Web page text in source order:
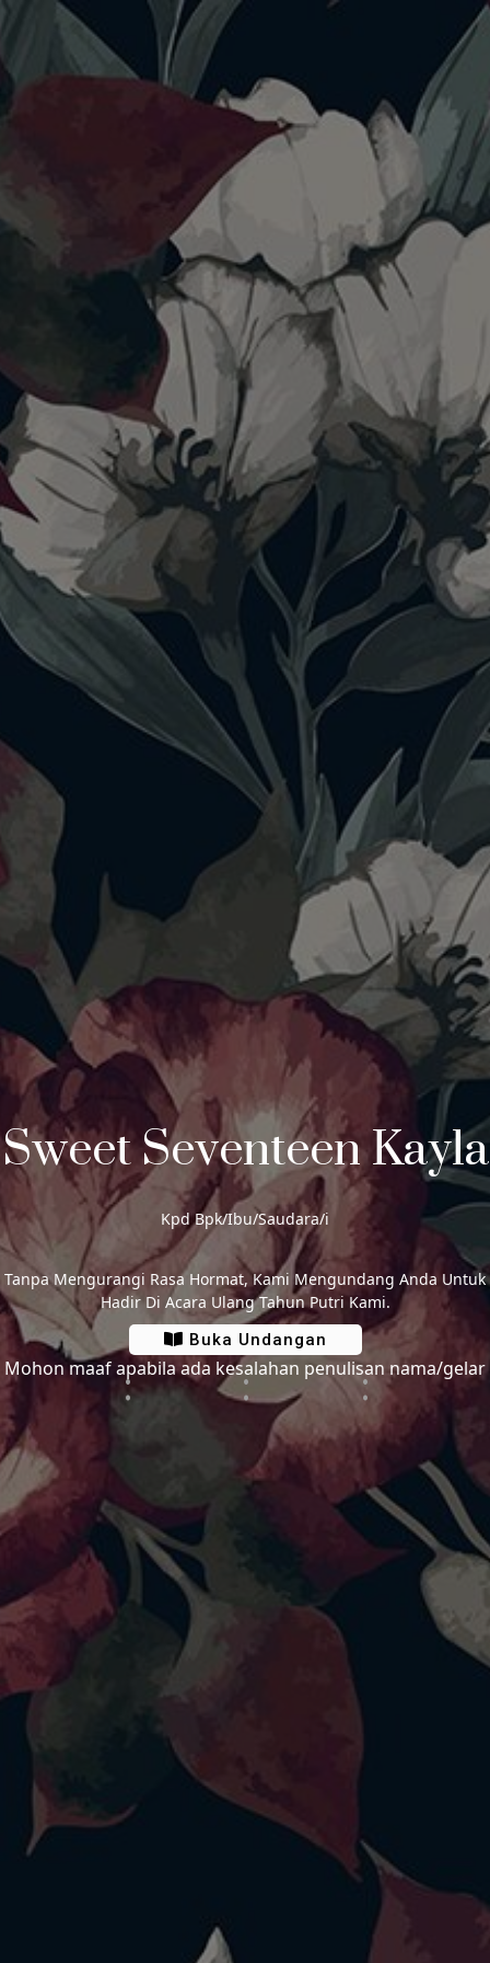
Sweet Seventeen
Kayla Aurelya Tahiya
Selasa, 23 September 2025
Kayla
Kayla Aurelya Tahiya
Putri
Bpk. Samuelerino Tahiya & Ibu Yulianci Damalang
Save The Date
0 0 0
Menit
0
Detik
Acara Ulang Tahun
Selasa, 23 September 2025
Dresscode merah maroon dan hitam
Jalan Yobar 2, Rimba Jaya. kecamatan Merauke,
kabupaten Merauke, Provinsi Papua Selatan
Lihat Lokasi
Sweet Seventeen Kayla
Kpd Bpk/Ibu/Saudara/i
Tanpa Mengurangi Rasa Hormat, Kami Mengundang Anda Untuk
Hadir Di Acara Ulang Tahun Putri Kami.
Buka Undangan
Mohon maaf apabila ada kesalahan penulisan nama/gelar